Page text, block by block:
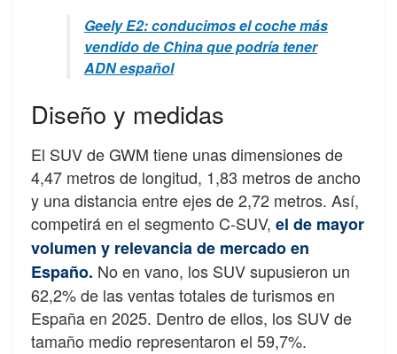
Geely E2: conducimos el coche más
vendido de China que podría tener
ADN español
Diseño y medidas
El SUV de GWM tiene unas dimensiones de
4,47 metros de longitud, 1,83 metros de ancho
y una distancia entre ejes de 2,72 metros. Así,
competirá en el segmento C-SUV, el de mayor
volumen y relevancia de mercado en
Españo. No en vano, los SUV supusieron un
62,2% de las ventas totales de turismos en
España en 2025. Dentro de ellos, los SUV de
tamaño medio representaron el 59,7%.